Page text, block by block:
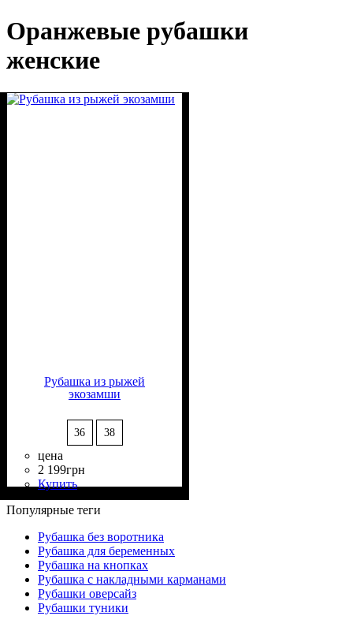
Оранжевые рубашки
женские
Рубашка из рыжей
экозамши
36 38
цена
2 199грн
Купить
Состав ткани
Полиакрил, 40% Полиэстер
Крой: прямой
Длина: классическая
Длина рукава
Стиль: casual
Популярные теги
Рубашка без воротника
Рубашка для беременных
Рубашка на кнопках
Рубашка с накладными карманами
Рубашки оверсайз
Рубашки туники